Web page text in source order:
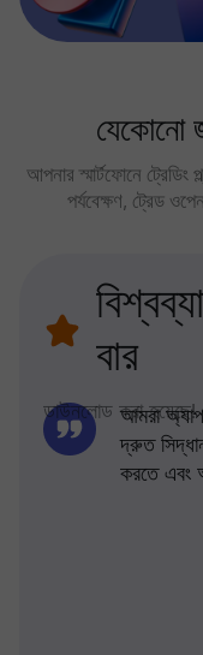
যেকোনো
আপনার স্মার্টফোনে ট্রেডিং
পর্যবেক্ষণ, ট্রেড
বার
ডাউনলোড করা হয়েছে!
আমরা
দ্রুত
করতে এবং